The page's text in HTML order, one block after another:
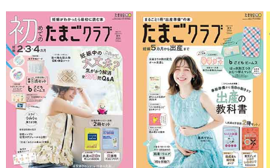
出典：Instagramアカウント「chumuchii」
chikakoさんは⁡ZARAでこちらの花柄ベストを買ったそう。こちら
のアイテムが以前売り切れた際には後悔していたそうで、在庫が
復活したタイミングでたまたまGETできたんだとか！デザインの
可愛さはもちろん、裏地のフリースが暖かいのもポイントとのこ